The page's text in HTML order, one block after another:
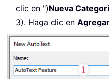
clic en ")Nueva
3). Haga clic en Agregar